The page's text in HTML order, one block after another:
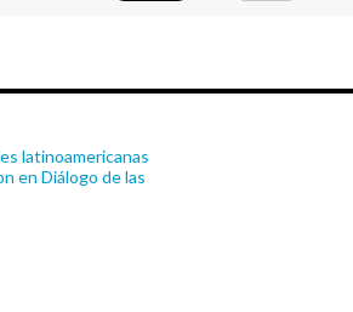
latinoamericanas
en Diálogo de las